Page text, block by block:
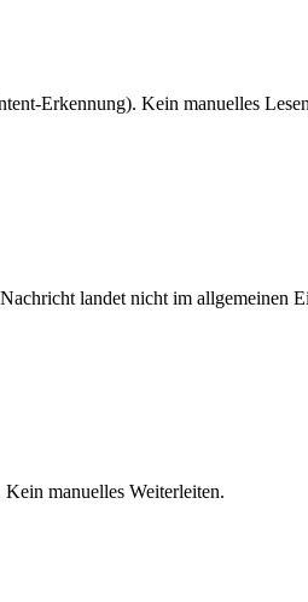
Erkennung). Kein manuelles
landet nicht im allgemeinen
manuelles Weiterleiten.